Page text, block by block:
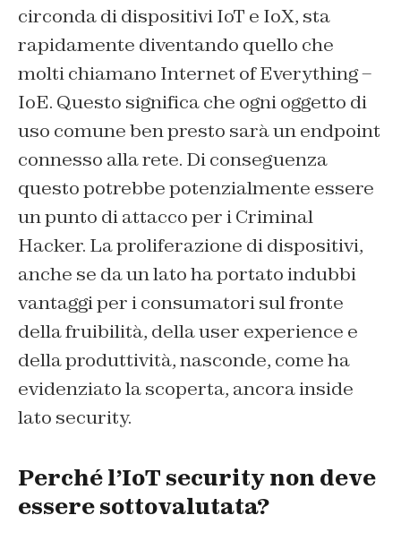
circonda di dispositivi IoT e IoX, sta
rapidamente diventando quello che
molti chiamano Internet of Everything –
IoE. Questo significa che ogni oggetto di
uso comune ben presto sarà un endpoint
connesso alla rete. Di conseguenza
questo potrebbe potenzialmente essere
un punto di attacco per i Criminal
Hacker. La proliferazione di dispositivi,
anche se da un lato ha portato indubbi
vantaggi per i consumatori sul fronte
della fruibilità, della user experience e
della produttività, nasconde, come ha
evidenziato la scoperta, ancora inside
lato security.
Perché l’IoT security non deve
essere sottovalutata?